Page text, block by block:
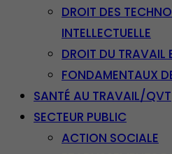
DROIT DES
INTELLECTUELLE
DROIT DU TRAVAIL
FONDAMENTAUX
SANTÉ AU TRAVAIL/QVT
SECTEUR PUBLIC
ACTION SOCIALE